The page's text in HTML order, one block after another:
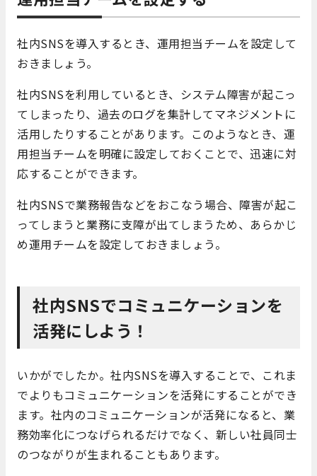
社内SNSを導入するとき、運用担当チームを設定して
おきましょう。
社内SNSを利用しているとき、システム障害が起こっ
てしまったり、過去のログを集計してマネジメントに
活用したりすることがあります。このようなとき、運
用担当チームを明確に設定しておくことで、迅速に対
応することができます。
社内SNSで業務報告などをおこなう場合、障害が起こ
ってしまうと業務に支障が出てしまうため、あらかじ
め運用チームを設定しておきましょう。
社内SNSでコミュニケーションを
活発にしよう！
いかがでしたか。社内SNSを導入することで、これま
でよりもコミュニケーションを活発にすることができ
ます。社内のコミュニケーションが活発になると、業
務効率化につなげられるだけでなく、新しい社員同士
のつながりが生まれることもあります。